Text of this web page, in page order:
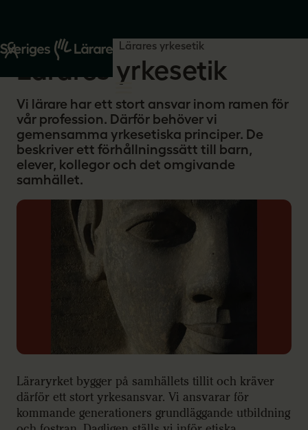
Start Din yrkesroll Lärares yrkesetik
Lärares yrkesetik
Vi lärare har ett stort ansvar inom ramen för
vår profession. Därför behöver vi
gemensamma yrkesetiska principer. De
beskriver ett förhållningssätt till barn,
elever, kollegor och det omgivande
samhället.
Läraryrket bygger på samhällets tillit och kräver
därför ett stort yrkesansvar. Vi ansvarar för
kommande generationers grundläggande utbildning